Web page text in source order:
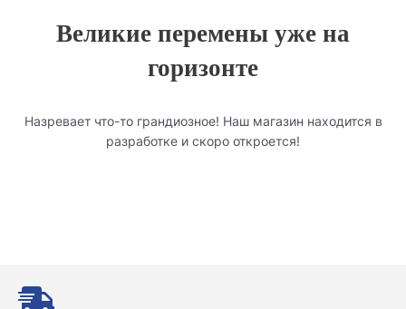
Великие перемены уже на
горизонте
Назревает что-то грандиозное! Наш магазин находится в
разработке и скоро откроется!